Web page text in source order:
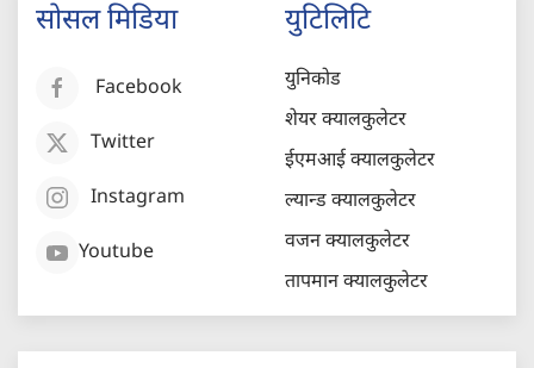
सोसल मिडिया
Facebook
Twitter
Instagram
Youtube
युटिलिटि
युनिकोड
शेयर क्यालकुलेटर
ईएमआई क्यालकुलेटर
ल्यान्ड क्यालकुलेटर
वजन क्यालकुलेटर
तापमान क्यालकुलेटर